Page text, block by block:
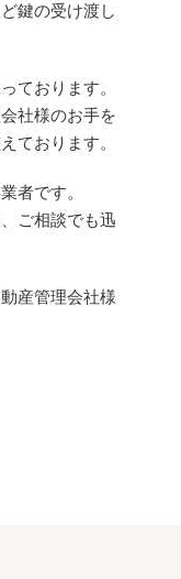
鍵の受け渡し
ております。
社様のお手を
ております。
者です。
ご相談でも迅
産管理会社様